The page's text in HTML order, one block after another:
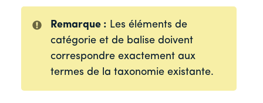
Remarque : Les éléments de
catégorie et de balise doivent
correspondre exactement aux
termes de la taxonomie existante.